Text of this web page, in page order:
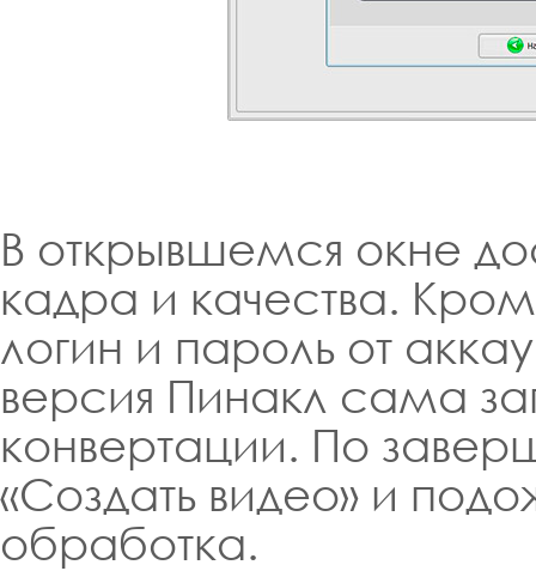
В открывшемся окне
кадра и качества.
логин и пароль от
версия Пинакл сама
конвертации. По
«Создать видео» и
обработка.